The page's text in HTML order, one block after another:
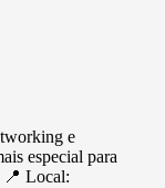
e
especial para
📍 Local: